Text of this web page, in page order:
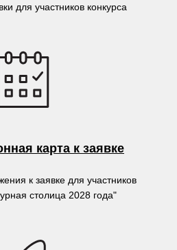
для участников конкурса
карта к заявке
к заявке для участников
столица 2028 года"